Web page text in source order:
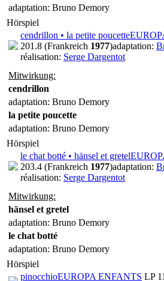
adaptation: Bruno Demory
Hörspiel
cendrillon • la petite poucette
201.8 (Frankreich 1977)adaptation:
réalisation: Serge Dargentot
Mitwirkung:
cendrillon
adaptation: Bruno Demory
la petite poucette
adaptation: Bruno Demory
Hörspiel
le chat botté • hänsel et gretel
203.4 (Frankreich 1977)adaptation:
réalisation: Serge Dargentot
Mitwirkung:
hänsel et gretel
adaptation: Bruno Demory
le chat botté
adaptation: Bruno Demory
Hörspiel
pinocchioEUROPA ENFANTS LP